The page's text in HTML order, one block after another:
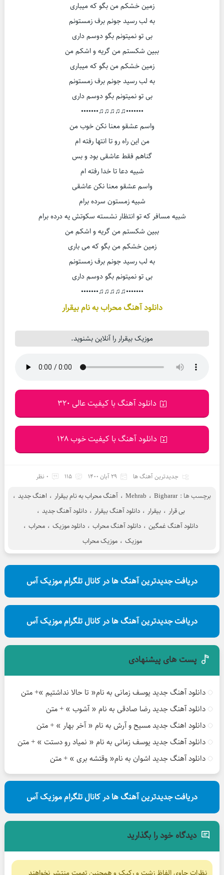
زمین خشکم من بگو که میباری
به لب رسید جونم برف زمستونم
بی تو نمیتونم بگو دوسم داری
ببین شکستم من گریه و اشکم من
زمین خشکم من بگو که میباری
به لب رسید جونم برف زمستونم
بی تو نمیتونم بگو دوسم داری
•••••••♫♫♫♫♫•••••••
واسم عشقو معنا نکن خوب من
من این راه رو تا انتها رفته ام
گناهم فقط عاشقی بود و بس
شبیه دعا تا خدا رفته ام
واسم عشقو معنا نکن عاشقی
شبیه زمستون سرده برام
شبیه مسافر که تو انتظار نشسته سکوتش یه درده برام
ببین شکستم من گریه و اشکم من
زمین خشکم من بگو که می باری
به لب رسید جونم برف زمستونم
بی تو نمیتونم بگو دوسم داری
•••••••♫♫♫♫♫•••••••
دانلود آهنگ محراب به نام بیقرار
موزیک بیقرار را آنلاین بشنوید.
دانلود آهنگ با کیفیت عالی 320
دانلود آهنگ با کیفیت خوب 128
جدیدترین آهنگ ها 29 آبان 1400 115 0 نظر
برچسب ها : Bigharar ، Mehrab ، آهنگ محراب به نام بیقرار ، اهنگ جدید ،
بی قرار ، بیقرار ، دانلود آهنگ بیقرار ، دانلود آهنگ جدید ،
دانلود آهنگ غمگین ، دانلود آهنگ محراب ، دانلود موزیک ، محراب ،
موزیک ، موزیک محراب
دریافت جدیدترین آهنگ ها در کانال تلگرام موزیک آس
دریافت جدیدترین آهنگ ها در کانال تلگرام موزیک آس
پست های پیشنهادی
دانلود آهنگ جدید یوسف زمانی به نام« تا حالا نداشتیم »+ متن
دانلود آهنگ جدید رضا صادقی به نام « آشوب » + متن
دانلود اهنگ جدید مسیح و آرش به نام « آخر بهار » + متن
دانلود آهنگ جدید یوسف زمانی به نام « نمیاد رو دستت » + متن
دانلود آهنگ جدید اشوان به نام« وقتشه بری » + متن
دریافت جدیدترین آهنگ ها در کانال تلگرام موزیک آس
دیدگاه خود را بگذارید